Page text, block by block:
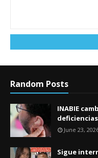
Random Posts
INABIE
June 23,
Sigue